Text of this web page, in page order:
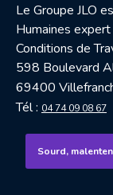
Le Groupe JLO
Humaines
Conditions de
598 Boulevard
69400
Tél : 04 74 09 08 67
Sourd,